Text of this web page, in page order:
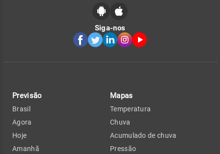
Siga-nos
Previsão
Brasil
Agora
Hoje
Amanhã
Mapas
Temperatura
Chuva
Acumulado de chuva
Pressão